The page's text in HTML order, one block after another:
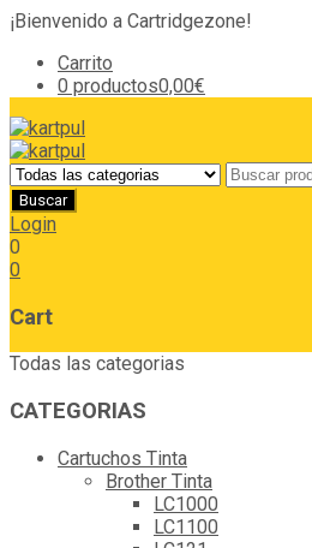
¡Bienvenido a Cartridgezone!
Carrito
0 productos0,00€
Login
0
0
Cart
Todas las categorias
CATEGORIAS
Cartuchos Tinta
Brother Tinta
LC1000
LC1100